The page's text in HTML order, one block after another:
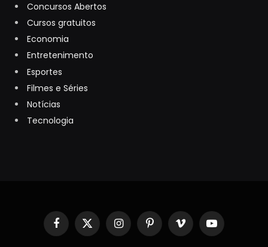
Concursos Abertos
Cursos gratuitos
Economia
Entretenimento
Esportes
Filmes e Séries
Notícias
Tecnologia
Facebook
X
(Twitter)
InstagramPinterestVimeo YouTube